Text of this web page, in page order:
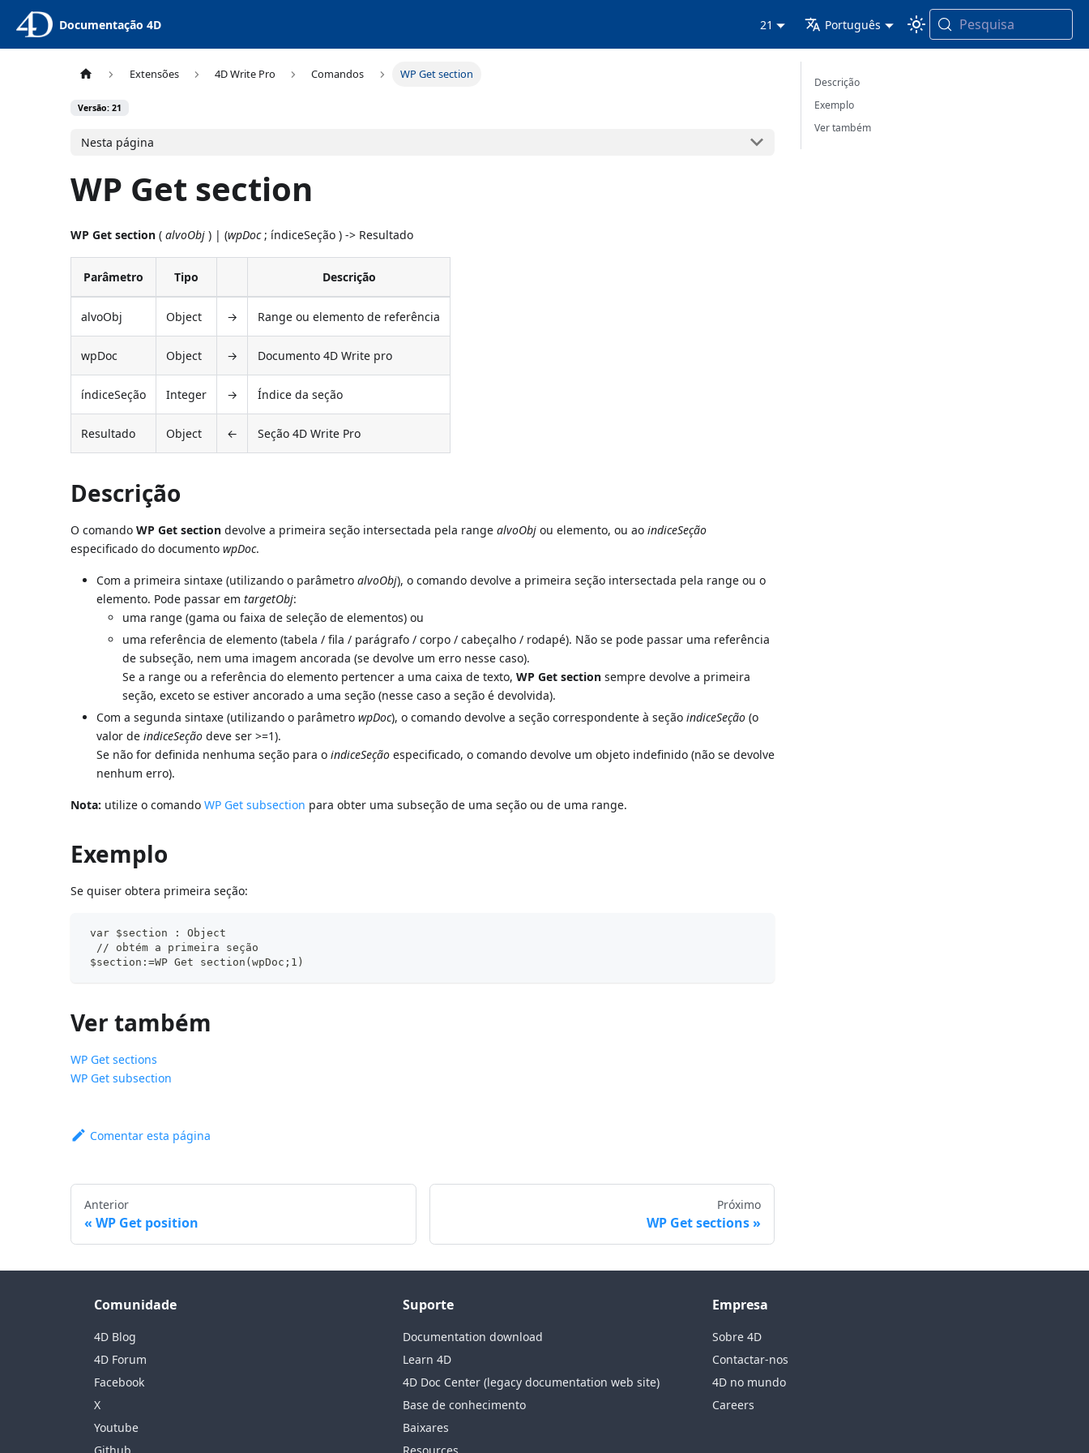
Documentação 4D 21 Português Pesquisa
Extensões 4D Write Pro Comandos WP Get section
Versão: 21
Nesta página
WP Get section
WP Get section (alvoObj ) | (wpDoc; índiceSeção ) -> Resultado
Parâmetro Tipo Descrição
alvoObj Object → Range ou elemento de referência
wpDoc Object → Documento 4D Write pro
índiceSeção Integer → Índice da seção
Resultado Object ← Seção 4D Write Pro
Descrição
O comandoWP Get section devolve a primeira seção intersectada pela rangealvoObj ou elemento, ou aoindiceSeção
especificado do documentowpDoc.
Com a primeira sintaxe (utilizando o parâmetroalvoObj), o comando devolve a primeira seção intersectada pela range ou o
elemento. Pode passar emtargetObj:
uma range (gama ou faixa de seleção de elementos) ou
uma referência de elemento (tabela / fila / parágrafo / corpo / cabeçalho / rodapé). Não se pode passar uma referência
de subseção, nem uma imagem ancorada (se devolve um erro nesse caso).
Se a range ou a referência do elemento pertencer a uma caixa de texto,WP Get section sempre devolve a primeira
seção, exceto se estiver ancorado a uma seção (nesse caso a seção é devolvida).
Com a segunda sintaxe (utilizando o parâmetrowpDoc), o comando devolve a seção correspondente à seçãoindiceSeção (o
valor deindiceSeção deve ser >=1).
Se não for definida nenhuma seção para oindiceSeção especificado, o comando devolve um objeto indefinido (não se devolve
nenhum erro).
Nota: utilize o comandoWP Get subsection para obter uma subseção de uma seção ou de uma range.
Exemplo
Se quiser obtera primeira seção:
var $section : Object
// obtém a primeira seção
$section:=WP Get section(wpDoc;1)
Ver também
WP Get sections
WP Get subsection
Comentar esta página
Anterior
WP Get position
Próximo
WP Get sections
Descrição
Exemplo
Ver também
Comunidade
4D Blog
4D Forum
Facebook
X
Youtube
Suporte
Documentation download
Learn 4D
4D Doc Center (legacy documentation web site)
Base de conhecimento
Baixares
Empresa
Sobre 4D
Contactar-nos
4D no mundo
Careers